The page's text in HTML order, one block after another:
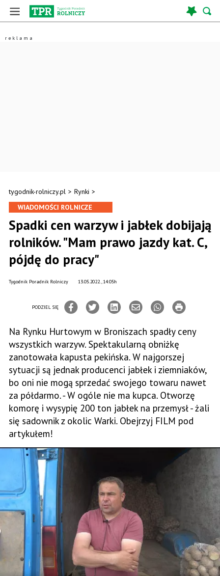
tygodnik-rolniczy.pl > Rynki >
WIADOMOŚCI ROLNICZE
Spadki cen warzyw i jabłek dobijają
rolników. "Mam prawo jazdy kat. C,
pójdę do pracy"
13.05.2022., 14:05h
Tygodnik Poradnik Rolniczy
PODZIEL SIĘ
Na Rynku Hurtowym w Broniszach spadły ceny
wszystkich warzyw. Spektakularną obniżkę
zanotowała kapusta pekińska. W najgorszej
sytuacji są jednak producenci jabłek i ziemniaków,
bo oni nie mogą sprzedać swojego towaru nawet
za półdarmo. - W ogóle nie ma kupca. Otworzę
komorę i wysypię 200 ton jabłek na przemysł - żali
się sadownik z okolic Warki. Obejrzyj FILM pod
artykułem!